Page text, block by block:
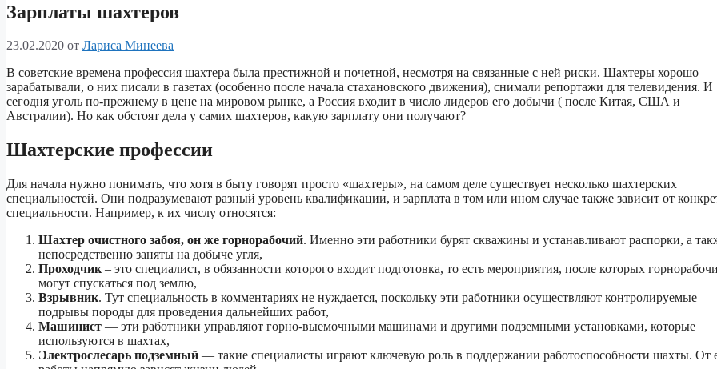
Зарплаты шахтеров
23.02.2020 от Лариса Минеева
В советские времена профессия шахтера была престижной и почетной, несмотря на связанные с ней риски. Шахтеры хорошо
зарабатывали, о них писали в газетах (особенно после начала стахановского движения), снимали репортажи для телевидения. И
сегодня уголь по-прежнему в цене на мировом рынке, а Россия входит в число лидеров его добычи ( после Китая, США и
Австралии). Но как обстоят дела у самих шахтеров, какую зарплату они получают?
Шахтерские профессии
Для начала нужно понимать, что хотя в быту говорят просто «шахтеры», на самом деле существует несколько шахтерских
специальностей. Они подразумевают разный уровень квалификации, и зарплата в том или ином случае также зависит от
специальности. Например, к их числу относятся:
Шахтер очистного забоя, он же горнорабочий. Именно эти работники бурят скважины и устанавливают распорки, а
непосредственно заняты на добыче угля,
Проходчик – это специалист, в обязанности которого входит подготовка, то есть мероприятия, после которых
могут спускаться под землю,
Взрывник. Тут специальность в комментариях не нуждается, поскольку эти работники осуществляют контролируемые
подрывы породы для проведения дальнейших работ,
Машинист — эти работники управляют горно-выемочными машинами и другими подземными установками, которые
используются в шахтах,
Электрослесарь подземный — такие специалисты играют ключевую роль в поддержании работоспособности шахты. От